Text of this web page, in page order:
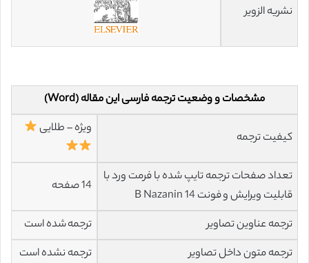
نشریه الزویر
مشخصات و وضعیت ترجمه فارسی این مقاله (Word)
کیفیت ترجمه
ویژه – طلایی
تعداد صفحات ترجمه تایپ شده با فرمت ورد با
قابلیت ویرایش و فونت 14 B Nazanin
14 صفحه
ترجمه عناوین تصاویر
ترجمه شده است
ترجمه متون داخل تصاویر
ترجمه نشده است